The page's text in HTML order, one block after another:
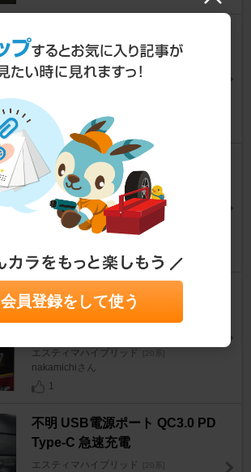
RO-TAP 171425-1
エスティマハイブリッド
SurLuster ゼロウォータースラ
イダー
エスティマハイブリッド [20系]
蒼いリョウさん
RINREI ウルトラハード クリー
ナー&コーティング ヘッドラ
エスティマハイブリッド
nakamichiさん
1
不明 USB電源ポート QC3.0 PD
Type-C 急速充電
エスティマハイブリッド [20系]
会員登録をして使う